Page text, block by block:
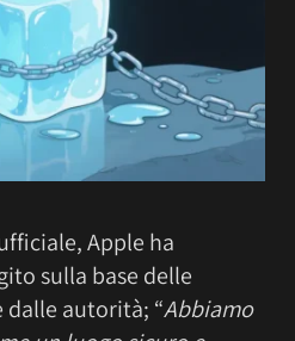
Apple ha
sulla base delle
autorità; “Abbiamo